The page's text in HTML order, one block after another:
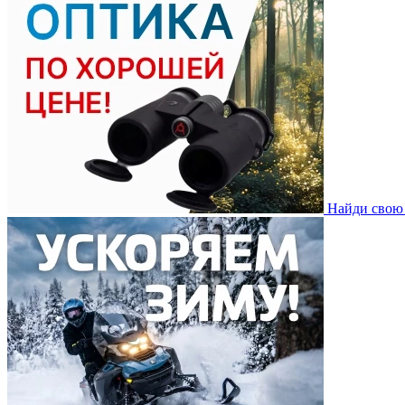
Найди свою